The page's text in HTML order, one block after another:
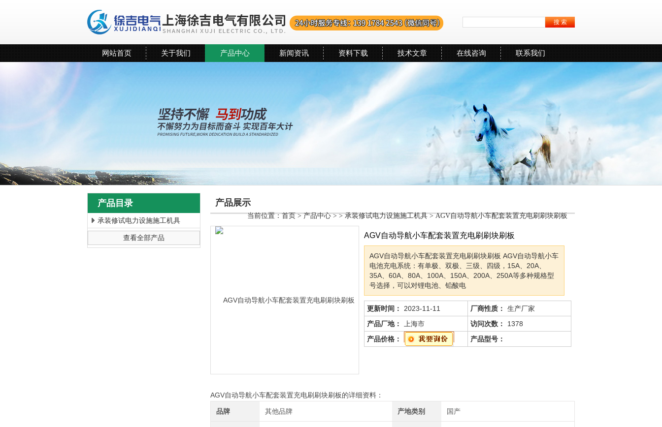
上海徐吉电气有限公司
网站首页 关于我们 产品中心 新闻资讯 资料下载 技术文章 在线咨询 联系我们
产品目录
承装修试电力设施施工机具
查看全部产品
产品展示
当前位置：首页>产品中心> >承装修试电力设施施工机具> AGV自动导航小车配套装置充电刷刷块刷板
AGV自动导航小车配套装置充电刷刷块刷板
AGV自动导航小车配套装置充电刷刷块刷板 AGV自动导航小车
电池充电系统：有单极、双极、三级、四级，15A、20A、
35A、60A、80A、100A、150A、200A、250A等多种规格型
号选择，可以对锂电池、铅酸电
更新时间： 2023-11-11 厂商性质：
生产厂家
产品厂地：
上海市 访问次数：
1378
产品价格：
产品型号：
AGV自动导航小车配套装置充电刷刷块刷板的详细资料：
品牌 其他品牌 产地类别 国产